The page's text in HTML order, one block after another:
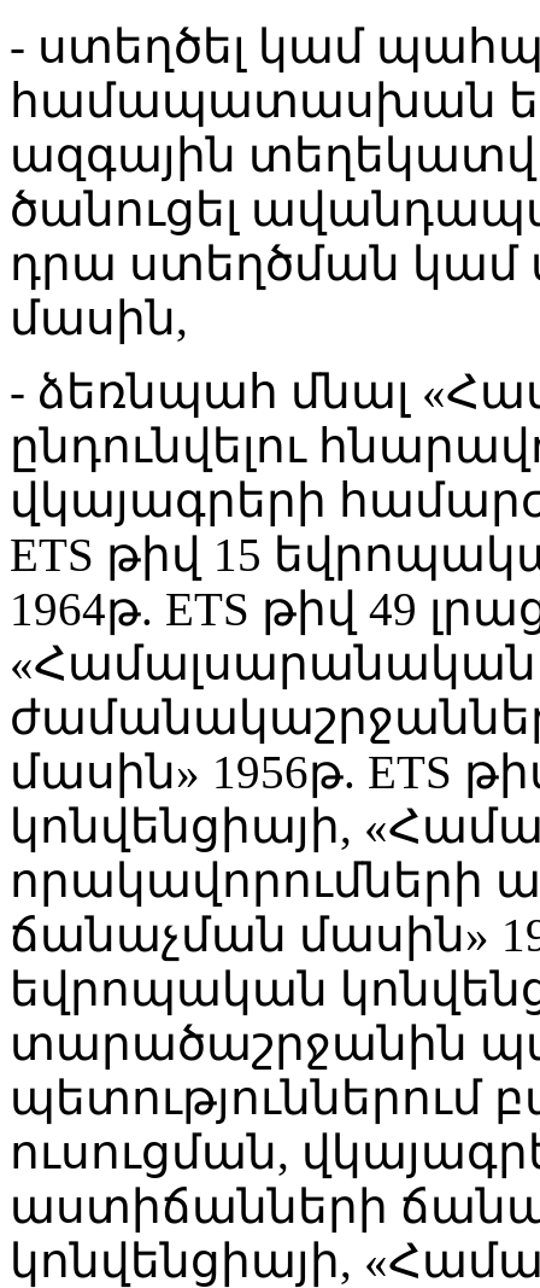
- ստեղծել կամ
համապատասխան եւ
ազգային
ծանուցել
դրա ստեղծման կամ
մասին,
- ձեռնպահ մնալ
ընդունվելու
վկայագրերի
ETS թիվ 15
1964թ. ETS թիվ 49
«Համալսարանական
մասին» 1956թ. ETS
կոնվենցիայի,
որակավորումների
ճանաչման մասին»
եվրոպական
տարածաշրջանին
պետություններում
ուսուցման,
աստիճանների
կոնվենցիայի,